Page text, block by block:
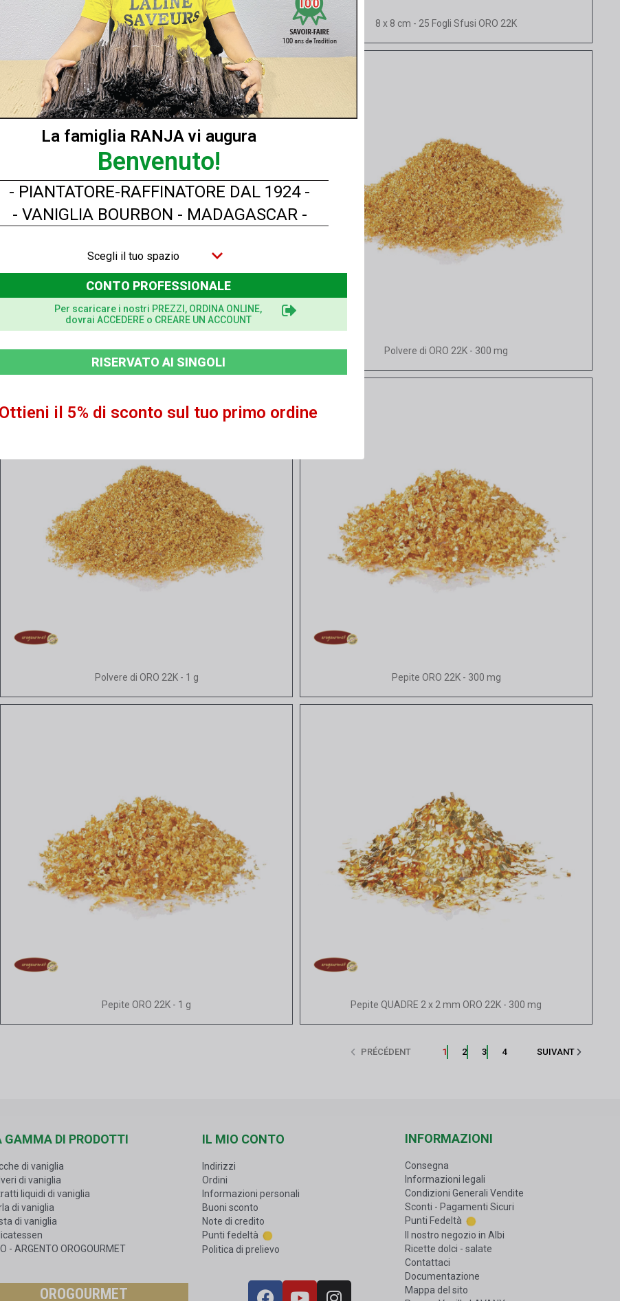
Vista rapida
5 x 5 cm - 12 Fogli Sfusi ORO 22K Vista rapida
8 x 8 cm - 25 Fogli Sfusi ORO 22K
Vista rapida
8 x 8 cm - 25 fogli Trasferimento ORO 22K Vista rapida
Polvere di ORO 22K - 300 mg
Vista rapida
Polvere di ORO 22K - 1 g Vista rapida
Pepite ORO 22K - 300 mg
Vista rapida
Pepite ORO 22K - 1 g Vista rapida
Pepite QUADRE 2 x 2 mm ORO 22K - 300 mg
PRÉCÉDENT 1 2 3 4 SUIVANT
GAMMA DI PRODOTTI
di vaniglia
di vaniglia
liquidi di vaniglia
di vaniglia
di vaniglia
- ARGENTO OROGOURMET
OROGOURMET
IL MIO CONTO
Indirizzi
Ordini
Informazioni personali
Buoni sconto
Note di credito
Punti fedeltà
Politica di prelievo
INFORMAZIONI
Consegna
Informazioni legali
Condizioni Generali Vendite
Sconti - Pagamenti Sicuri
Punti Fedeltà
Il nostro negozio in Albi
Ricette dolci - salate
Contattaci
Documentazione
Mappa del sito
La famiglia RANJA vi augura
Benvenuto!
- VANIGLIA BOURBON - MADAGASCAR -
- PIANTATORE-RAFFINATORE DAL 1924 -
Scegli il tuo spazio
CONTO PROFESSIONALE
RISERVATO AI SINGOLI
Per scaricare i nostri PREZZI, ORDINA ONLINE,
dovrai ACCEDERE o CREARE UN ACCOUNT
Ottieni il 5% di sconto sul tuo primo ordine